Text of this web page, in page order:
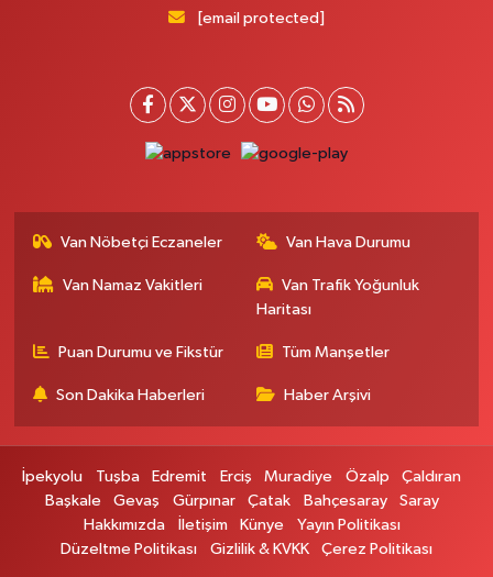
Muhammed Eczanesi
0 (432) 712 22 87 Yol Tarifi Al
Otogar Eczanesi
Cevdetpaşa Mahallesi, İki Nisan Caddesi No:29 A İpekyolu Van
Selçuk Eczanesi
Cumhuriyet Mahallesi, Atatürk Caddesi No:9 1A Çatak Van
[email protected]
Van Nöbetçi Eczaneler Van Hava Durumu
Van Namaz Vakitleri
Van Trafik Yoğunluk
Haritası
Puan Durumu ve Fikstür Tüm Manşetler
Son Dakika Haberleri Haber Arşivi
İpekyolu Tuşba Edremit Erciş Muradiye Özalp
Çaldıran
Başkale
Gevaş Gürpınar Çatak Bahçesaray
Saray
Hakkımızda
İletişim Künye
Yayın Politikası
Düzeltme Politikası
Gizlilik & KVKK Çerez Politikası